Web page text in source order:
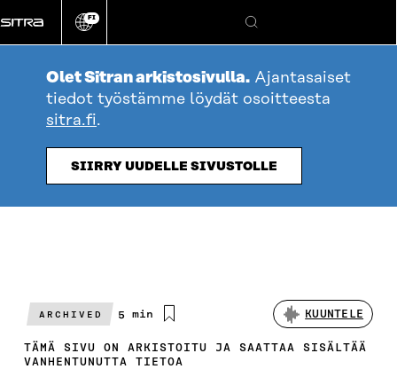
suoraan
sisältöön
Vaihda
kieli
FI
Hae
Olet Sitran arkistosivulla. Ajantasaiset
tiedot työstämme löydät osoitteesta
sitra.fi.
SIIRRY UUDELLE SIVUSTOLLE
ARCHIVED
Arvioitu
5 min KUUNTELE
TÄMÄ SIVU ON ARKISTOITU JA SAATTAA SISÄLTÄÄ
VANHENTUNUTTA TIETOA